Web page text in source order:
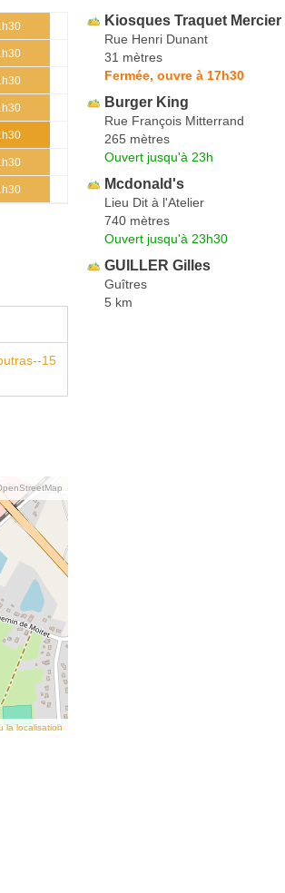
15
la localisation
Kiosques Traquet Mercier
Rue Henri Dunant
31 mètres
Fermée, ouvre à 17h30
Burger King
Rue François Mitterrand
265 mètres
Ouvert jusqu'à 23h
Mcdonald's
Lieu Dit à l'Atelier
740 mètres
Ouvert jusqu'à 23h30
GUILLER Gilles
Guîtres
5 km